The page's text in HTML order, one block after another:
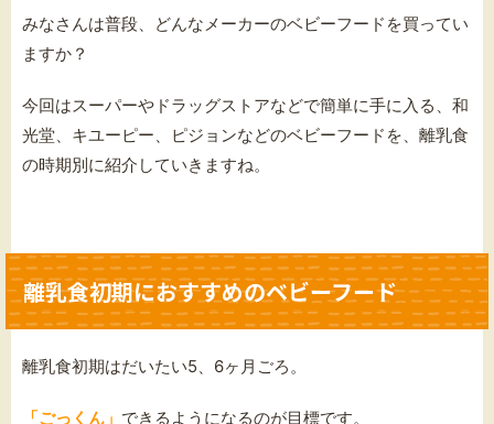
みなさんは普段、どんなメーカーのベビーフードを買ってい
ますか？
今回はスーパーやドラッグストアなどで簡単に手に入る、和
光堂、キユーピー、ピジョンなどのベビーフードを、離乳食
の時期別に紹介していきますね。
離乳食初期におすすめのベビーフード
離乳食初期はだいたい5、6ヶ月ごろ。
「ごっくん」 できるようになるのが目標です。